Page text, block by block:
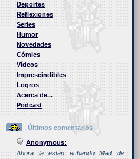
Deportes
Reflexiones
Series
Humor
Novedades
Cómics
Vídeos
Imprescindibles
Logros
Acerca de...
Podcast
Últimos comentarios
Anonymous:
Ahora la están echando Mad de